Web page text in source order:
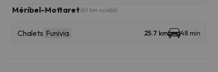
Méribel-Mottaret 60 km sciabili
Chalets Funivia 25.7 km 48 min